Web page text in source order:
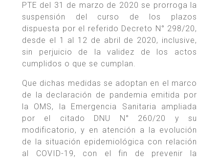
PTE del 31 de marzo de 2020 se prorroga la
suspensión del curso de los plazos
dispuesta por el referido Decreto N° 298/20,
desde el 1 al 12 de abril de 2020, inclusive,
sin perjuicio de la validez de los actos
cumplidos o que se cumplan.
Que dichas medidas se adoptan en el marco
de la declaración de pandemia emitida por
la OMS, la Emergencia Sanitaria ampliada
por el citado DNU N° 260/20 y su
modificatorio, y en atención a la evolución
de la situación epidemiológica con relación
al COVID-19, con el fin de prevenir la